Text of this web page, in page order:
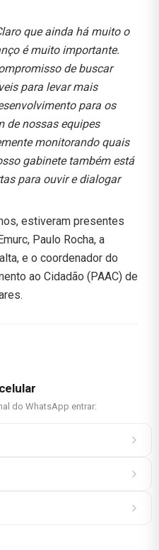
que ainda há muito o
é muito importante.
de buscar
para levar mais
para os
de nossas equipes
monitorando quais
gabinete também está
para ouvir e dialogar
estiveram presentes
Paulo Rocha, a
e o coordenador do
ao Cidadão (PAAC) de
do WhatsApp entrar: